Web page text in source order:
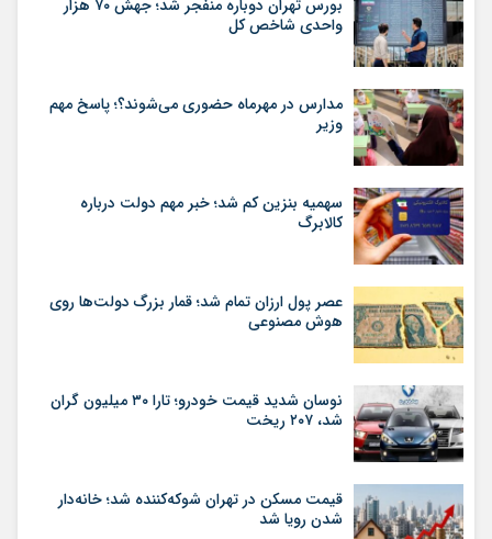
بورس تهران دوباره منفجر شد؛ جهش ۷۰ هزار
واحدی شاخص کل
مدارس در مهرماه حضوری می‌شوند؟؛ پاسخ مهم
وزیر
سهمیه بنزین کم شد؛ خبر مهم دولت درباره
کالابرگ
عصر پول ارزان تمام شد؛ قمار بزرگ دولت‌ها روی
هوش مصنوعی
نوسان شدید قیمت خودرو؛ تارا ۳۰ میلیون گران
شد، ۲۰۷ ریخت
قیمت مسکن در تهران شوکه‌کننده شد؛ خانه‌دار
شدن رویا شد